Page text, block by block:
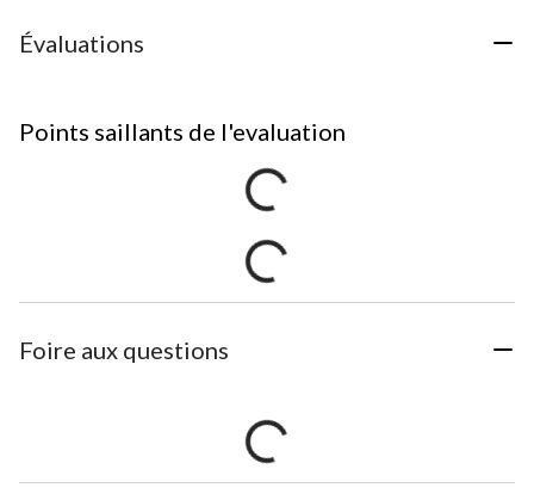
Évaluations
Points saillants de l'evaluation
Foire aux questions